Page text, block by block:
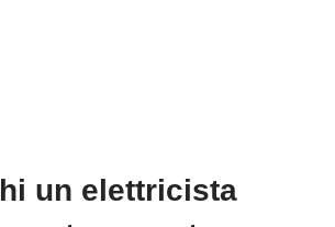
un elettricista